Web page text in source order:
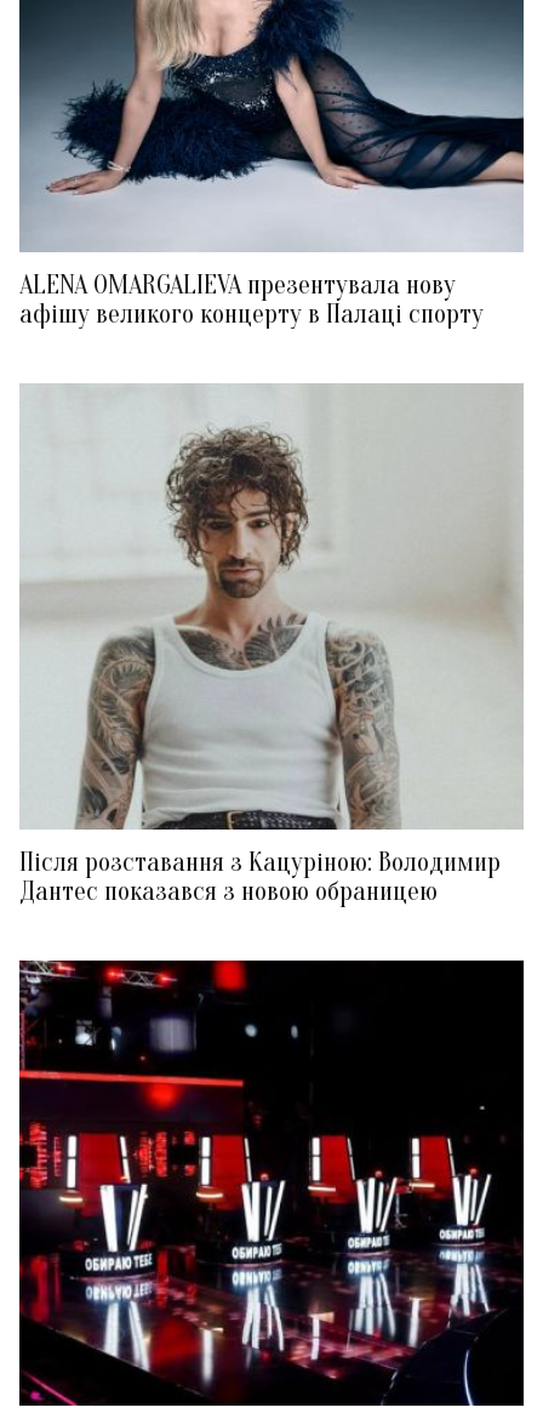
ALENA OMARGALIEVA презентувала нову
афішу великого концерту в Палаці спорту
Після розставання з Кацуріною: Володимир
Дантес показався з новою обраницею